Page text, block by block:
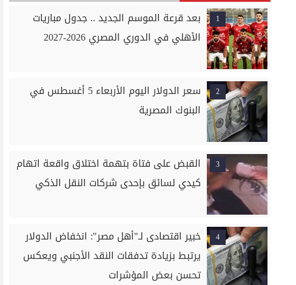
1
بعد قرعة الموسم الجديد .. جدول مباريات
الأهلي في الدوري المصري 2026-2027
2
سعر الدولار اليوم الأربعاء 5 أغسطس في
البنوك المصرية
3
القبض على فتاة بتهمة اختلاق واقعة اتهام
كيدي لسائق بإحدى شركات النقل الذكي
4
خبير اقتصادى لـ"أهل مصر": انخفاض الدولار
يرتبط بزيادة تدفقات النقد الأجنبي ويعكس
تحسن بعض المؤشرات